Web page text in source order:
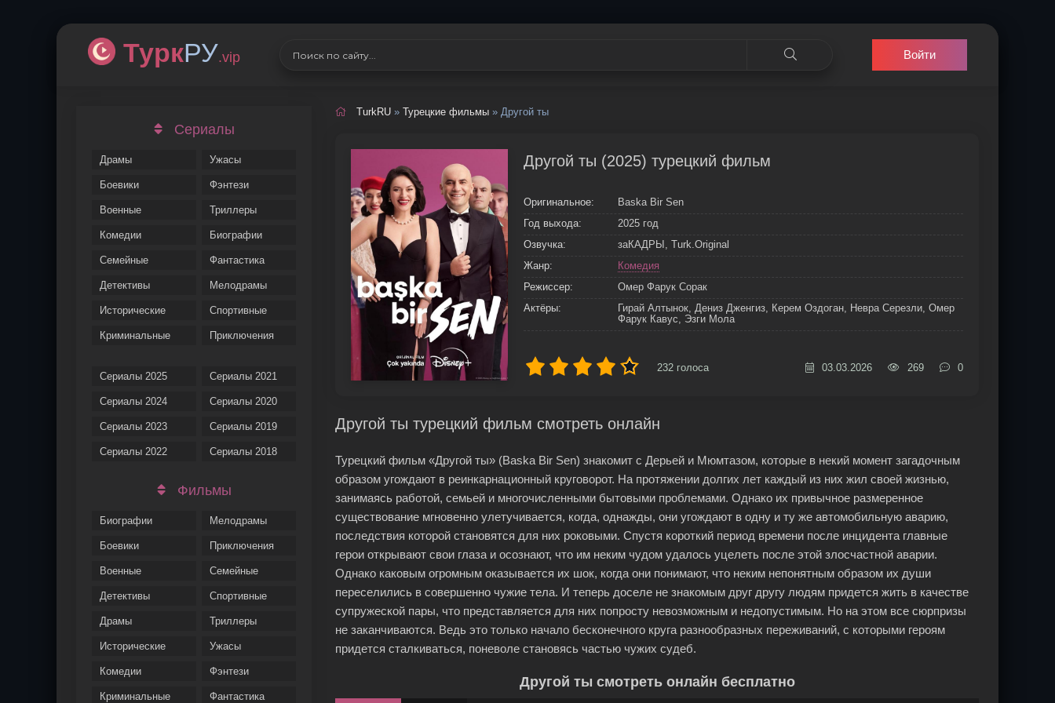
ТуркРУ.vip Войти
Сериалы
Драмы
Боевики
Военные
Комедии
Семейные
Детективы
Исторические
Криминальные
Ужасы
Фэнтези
Триллеры
Биографии
Фантастика
Мелодрамы
Спортивные
Приключения
Сериалы 2025
Сериалы 2024
Сериалы 2023
Сериалы 2022
Сериалы 2021
Сериалы 2020
Сериалы 2019
Сериалы 2018
Фильмы
Биографии
Боевики
Военные
Детективы
Драмы
Исторические
Комедии
Криминальные
Мелодрамы
Приключения
Семейные
Спортивные
Триллеры
Ужасы
Фэнтези
Фантастика
TurkRU » Турецкие фильмы » Другой ты
Другой ты (2025) турецкий фильм
Оригинальное:
Baska Bir Sen
Год выхода:
2025 год
Озвучка:
заКАДРЫ, Turk.Original
Жанр:
Комедия
Режиссер:
Омер Фарук Сорак
Актёры:
Гирай Алтынок, Дениз Дженгиз, Керем Оздоган, Невра Серезли, Омер
Фарук Кавус, Эзги Мола
232 голоса 03.03.2026 269 0
Другой ты турецкий фильм смотреть онлайн
Турецкий фильм «Другой ты» (Baska Bir Sen) знакомит с Дерьей и Мюмтазом, которые в некий момент загадочным
образом угождают в реинкарнационный круговорот. На протяжении долгих лет каждый из них жил своей жизнью,
занимаясь работой, семьей и многочисленными бытовыми проблемами. Однако их привычное размеренное
существование мгновенно улетучивается, когда, однажды, они угождают в одну и ту же автомобильную аварию,
последствия которой становятся для них роковыми. Спустя короткий период времени после инцидента главные
герои открывают свои глаза и осознают, что им неким чудом удалось уцелеть после этой злосчастной аварии.
Однако каковым огромным оказывается их шок, когда они понимают, что неким непонятным образом их души
переселились в совершенно чужие тела. И теперь доселе не знакомым друг другу людям придется жить в качестве
супружеской пары, что представляется для них попросту невозможным и недопустимым. Но на этом все сюрпризы
не заканчиваются. Ведь это только начало бесконечного круга разнообразных переживаний, с которыми героям
придется сталкиваться, поневоле становясь частью чужих судеб.
Другой ты смотреть онлайн бесплатно